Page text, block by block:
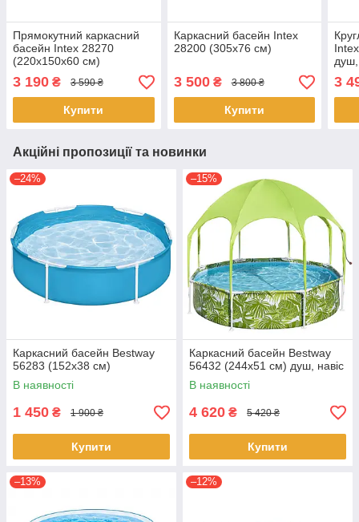
Прямокутний каркасний
басейн Intex 28270
(220х150х60 см)
3 190 ₴ 3 590 ₴
Купити
Каркасний басейн Intex
28200 (305х76 см)
3 500₴ 3 800 ₴
Купити
душ,
3
Акційні пропозиції та новинки
–24%
Каркасний басейн Bestway
56283 (152х38 см)
В наявності
1 450 ₴ 1 900 ₴
Купити
–15%
Каркасний басейн Bestway
56432 (244x51 см) душ, навіс
В наявності
4 620 ₴ 5 420 ₴
Купити
–13% –12%